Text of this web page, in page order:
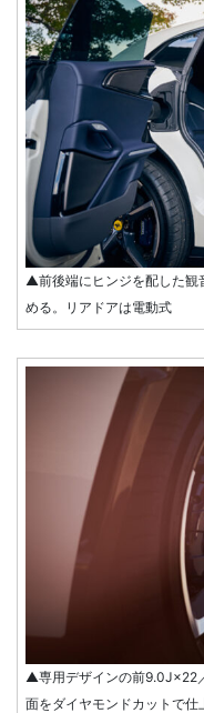
▲前後端にヒンジを配した観
める。リアドアは電動式
▲専用デザインの前9.0J×22
面をダイヤモンドカットで